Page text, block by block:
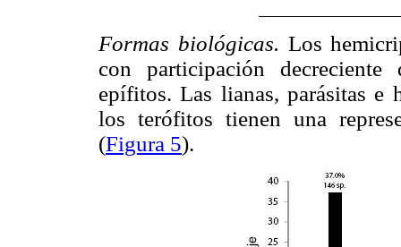
Formas biológicas. Los
con participación
epífitos. Las lianas, parásitas e
los terófitos tienen una
(Figura 5).